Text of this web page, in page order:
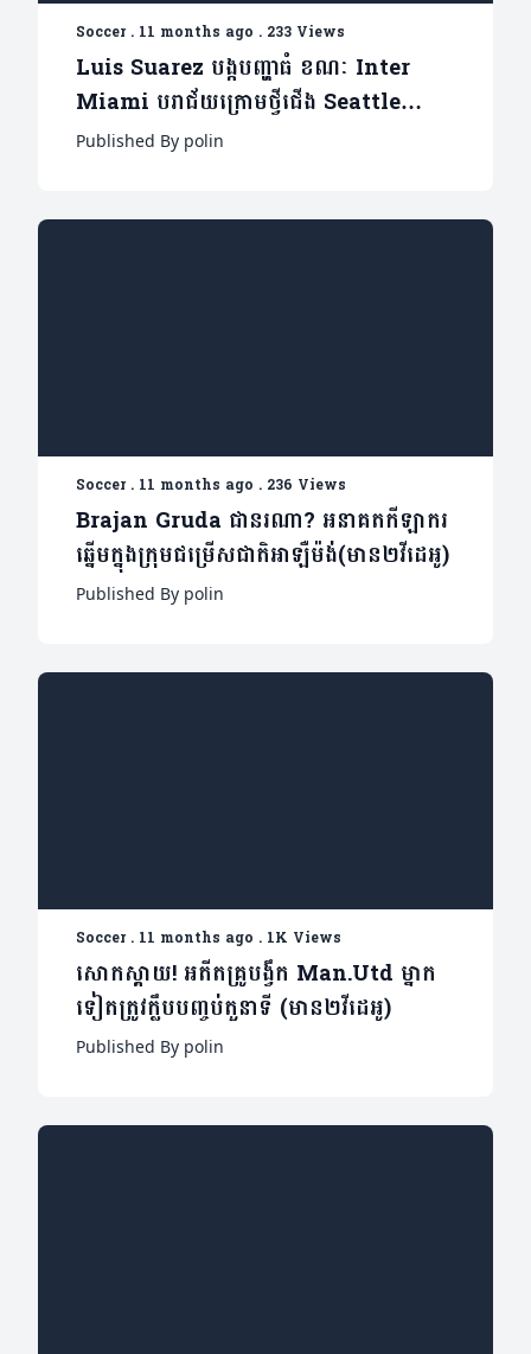
Soccer. 11 months ago . 233 Views
Luis Suarez បង្កបញ្ហាធំ ខណៈ Inter
Miami បរាជ័យក្រោមថ្វីជើង Seattle
Sounders ព្រឹត្តការណ៍ Leagues Cup
Published By polin
Soccer. 11 months ago . 236 Views
Brajan Gruda ជានរណា? អនាគតកីឡាករ
ឆ្នើមក្នុងក្រុមជម្រើសជាតិអាឡឺម៉ង់(មាន២វីដេអូ)
Published By polin
Soccer. 11 months ago . 1K Views
សោកស្តាយ! អតីតគ្រូបង្វឹក Man.Utd ម្នាក
ទៀតត្រូវក្លឹបបញ្ចប់តួនាទី (មាន២វីដេអូ)
Published By polin